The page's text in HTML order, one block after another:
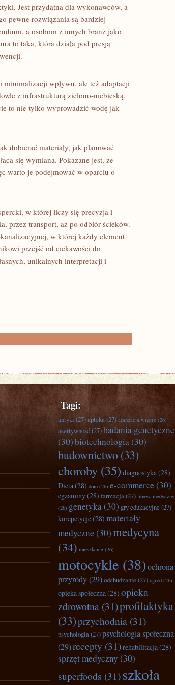
Jest przydatna dla wykonawców, a
pewne rozwiązania są bardziej
a osobom z innych branż jako
to taka, która działa pod presją
minimalizacji wpływu, ale też adaptacji
z infrastrukturą zielono-niebieską.
to nie tylko wyprowadzić wodę jak
dobierać materiały, jak planować
się wymiana. Pokazane jest, że
warto je podejmować w oparciu o
w której liczy się precyzja i
przez transport, aż po odbiór ścieków.
w której każdy element
przejść od ciekawości do
unikalnych interpretacji i
Tagi:
antyki(27)apteka(27) aranżacja wnętrz (26)
asertywność (27)badania genetyczne
(30)biotechnologia(30)
budownictwo (33)
choroby (35) diagnostyka(28)
Dieta(28) dom (26) e-commerce (30)
egzaminy(28) farmacja(27) fitness medyczny
(26) genetyka(30) gry edukacyjne (27)
korepetycje(28) materiały
medyczne (30)medycyna
(34) mieszkanie (26)
motocykle (38)ochrona
przyrody(29)odchudzanie (27) ogród (26)
opieka społeczna(28) opieka
zdrowotna (31)profilaktyka
(33)przychodnia (31)
psychologia(27)psychologia społeczna
(29)recepty (31)rehabilitacja(28)
sprzęt medyczny (30)
superfoods (31)szkoła